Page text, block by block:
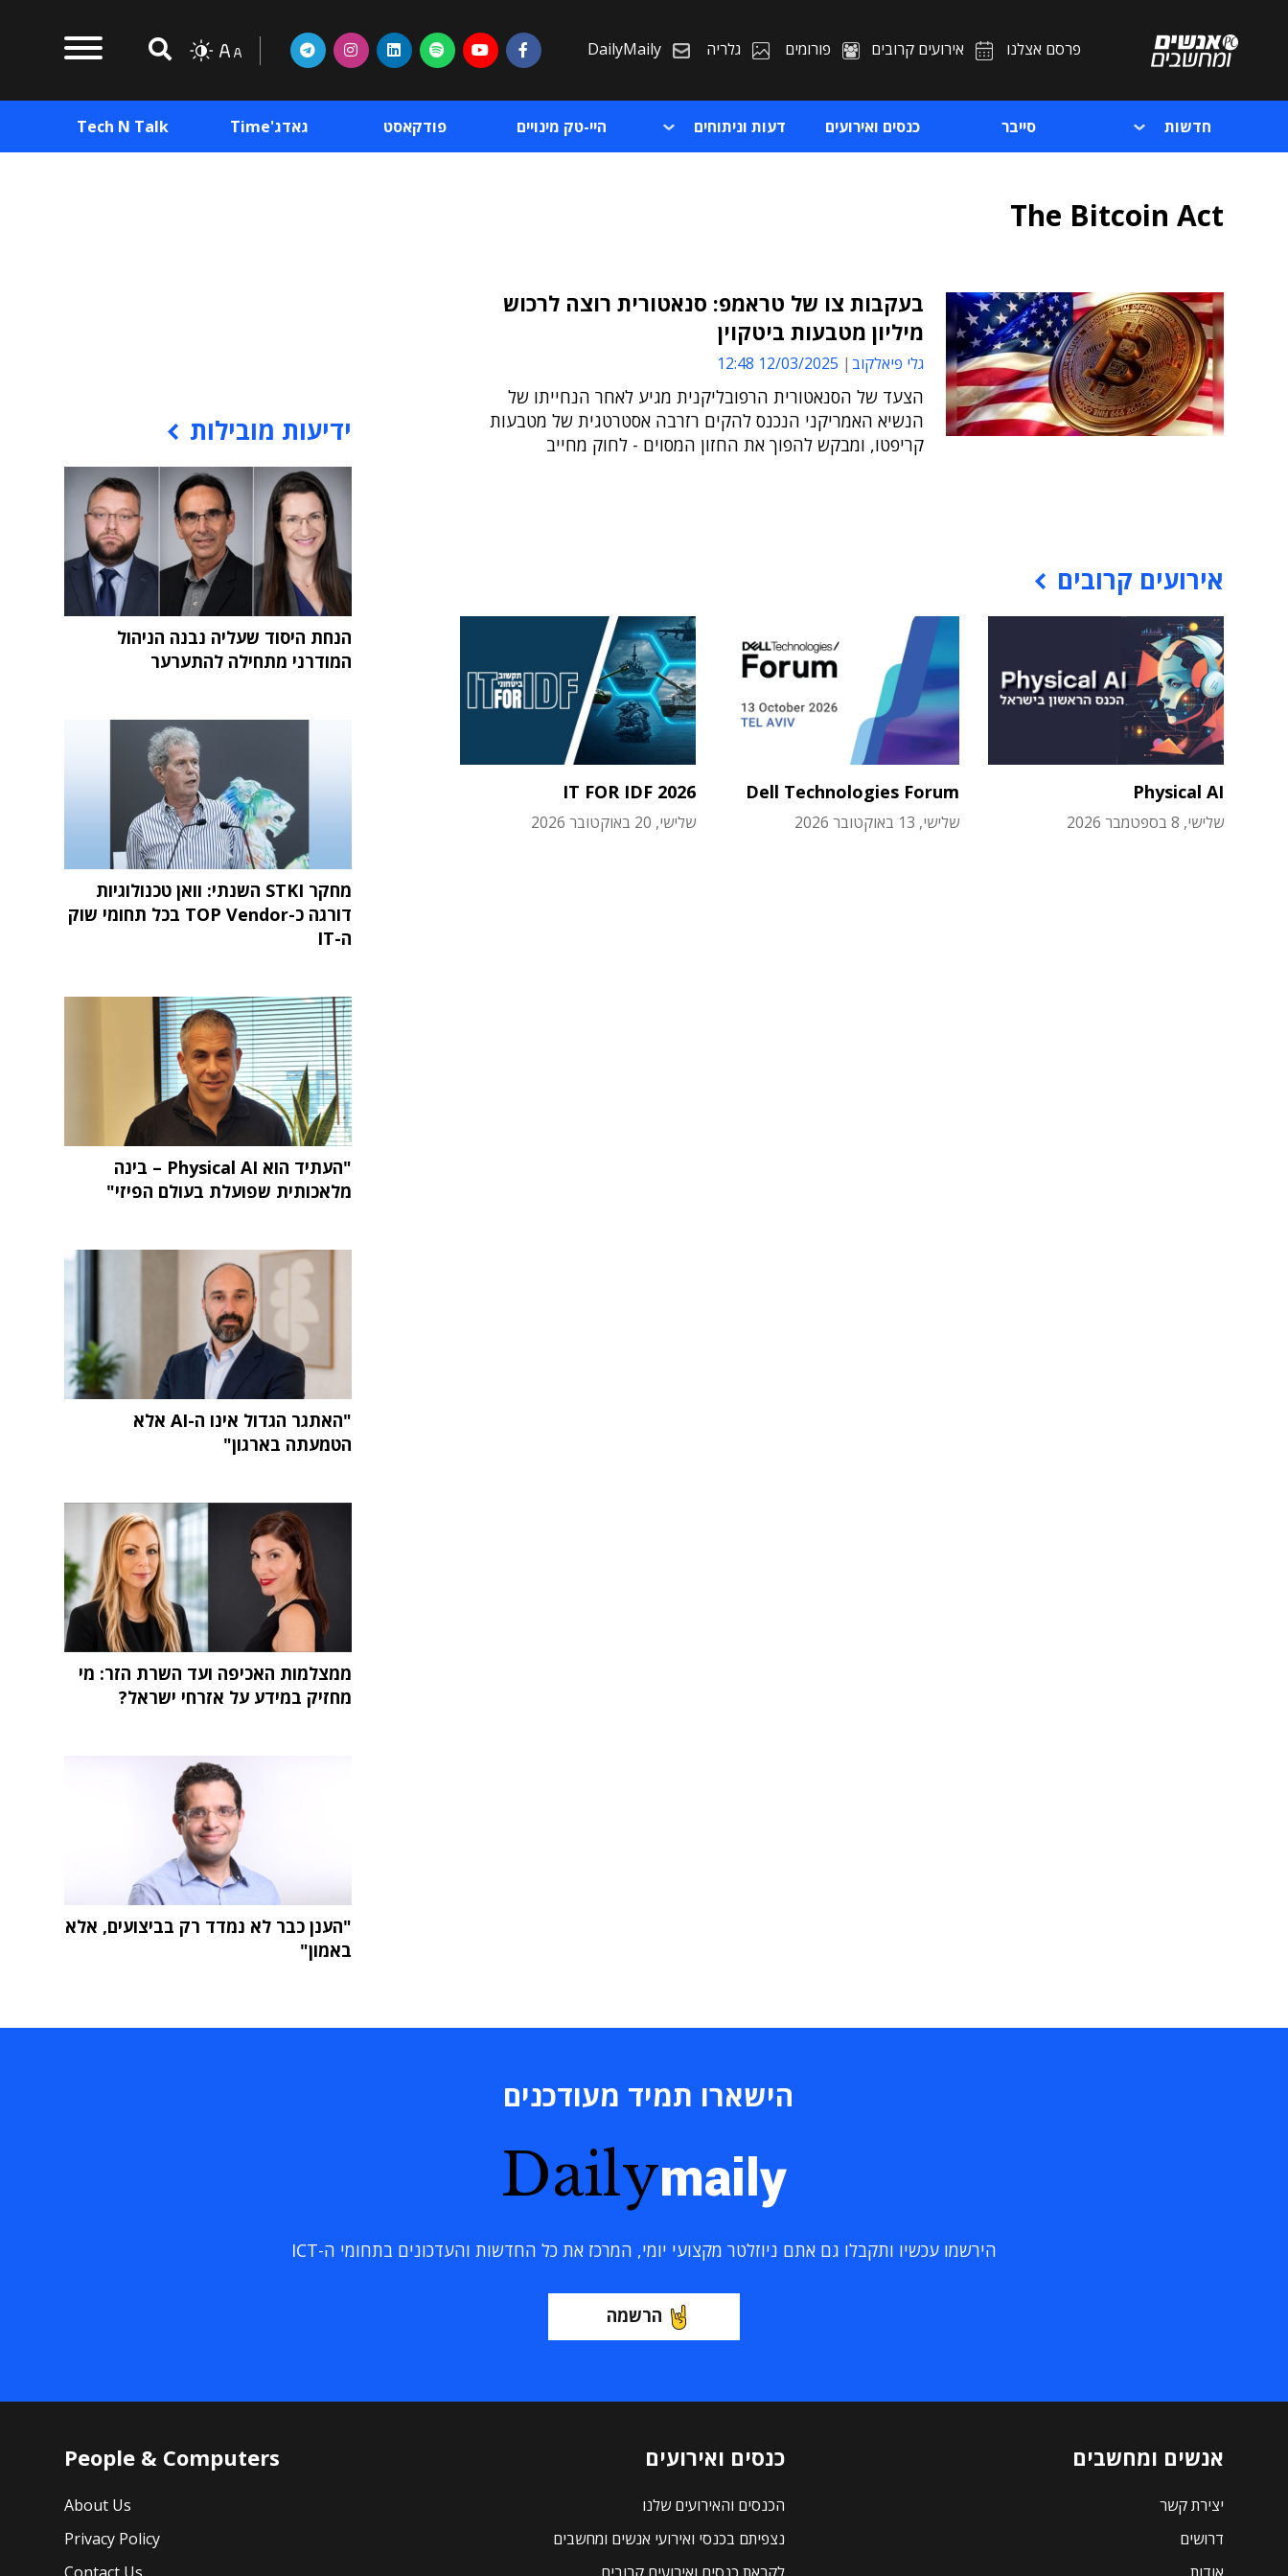
פרסם אצלנו אירועים קרובים פורומים גלריה DailyMaily
חדשות סייבר כנסים ואירועים דעות וניתוחים היי-טק מינויים פודקאסט גאדג'Time Tech N Talk
The Bitcoin Act
בעקבות צו של טראמפ: סנאטורית רוצה לרכוש
מיליון מטבעות ביטקוין
גלי פיאלקוב 12/03/2025 12:48
הצעד של הסנאטורית הרפובליקנית מגיע לאחר הנחייתו של
הנשיא האמריקני הנכנס להקים רזרבה אסטרטגית של מטבעות
קריפטו, ומבקש להפוך את החזון המסוים - לחוק מחייב
אירועים קרובים
Physical AI
שלישי, 8 בספטמבר 2026
Dell Technologies Forum
שלישי, 13 באוקטובר 2026
IT FOR IDF 2026
שלישי, 20 באוקטובר 2026
ידיעות מובילות
הנחת היסוד שעליה נבנה הניהול
המודרני מתחילה להתערער
מחקר STKI השנתי: וואן טכנולוגיות
דורגה כ-TOP Vendor בכל תחומי שוק
ה-IT
"העתיד הוא Physical AI – בינה
מלאכותית שפועלת בעולם הפיזי"
"האתגר הגדול אינו ה-AI אלא
הטמעתה בארגון"
ממצלמות האכיפה ועד השרת הזר: מי
מחזיק במידע על אזרחי ישראל?
"הענן כבר לא נמדד רק בביצועים, אלא
באמון"
הישארו תמיד מעודכנים
Dailymaily
הירשמו עכשיו ותקבלו גם אתם ניוזלטר מקצועי יומי, המרכז את כל החדשות והעדכונים בתחומי ה-ICT
הרשמה
אנשים ומחשבים
יצירת קשר
דרושים
כנסים ואירועים
הכנסים והאירועים שלנו
נצפיתם בכנסי ואירועי אנשים ומחשבים
People & Computers
About Us
Privacy Policy